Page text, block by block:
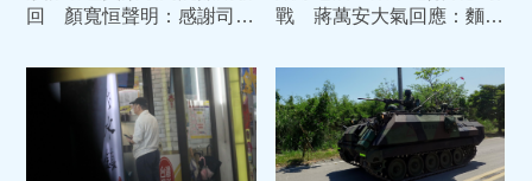
回 顏寬恒聲明：感謝司法
戰 蔣萬安大氣回應：麵